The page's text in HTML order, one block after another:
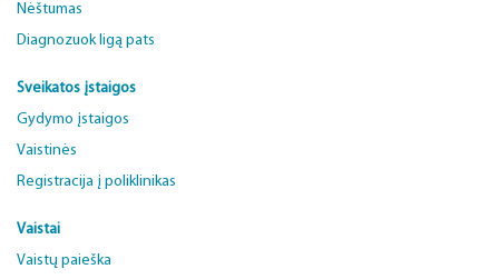
Nėštumas
Diagnozuok ligą pats
Sveikatos įstaigos
Gydymo įstaigos
Vaistinės
Registracija į poliklinikas
Vaistai
Vaistų paieška